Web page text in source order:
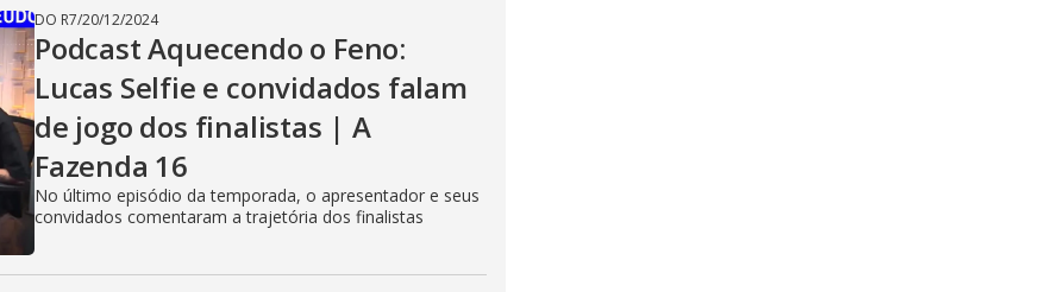
DO R7/20/12/2024
Podcast Aquecendo o Feno:
Lucas Selfie e convidados falam
de jogo dos finalistas | A
Fazenda 16
No último episódio da temporada, o apresentador e seus
convidados comentaram a trajetória dos finalistas